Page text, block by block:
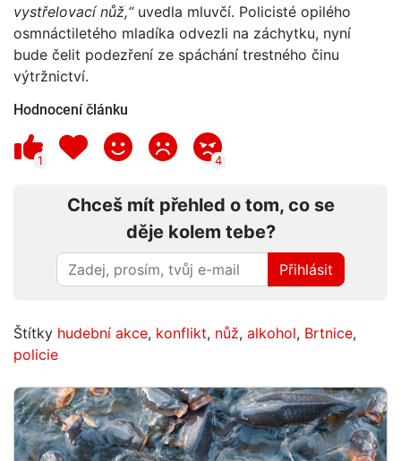
vystřelovací nůž,“uvedla mluvčí. Policisté opilého
osmnáctiletého mladíka odvezli na záchytku, nyní
bude čelit podezření ze spáchání trestného činu
výtržnictví.
Hodnocení článku
1 4
Chceš mít přehled o tom, co se
děje kolem tebe?
Přihlásit
Štítky hudební akce, konflikt, nůž, alkohol, Brtnice,
policie